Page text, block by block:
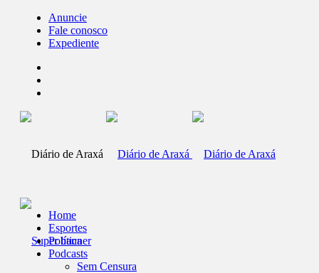
Anuncie
Fale conosco
Expediente
Home
Esportes
Política
Podcasts
Sem Censura